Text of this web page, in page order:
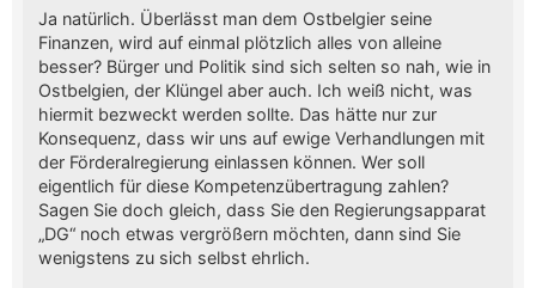
Ja natürlich. Überlässt man dem Ostbelgier seine
Finanzen, wird auf einmal plötzlich alles von alleine
besser? Bürger und Politik sind sich selten so nah, wie in
Ostbelgien, der Klüngel aber auch. Ich weiß nicht, was
hiermit bezweckt werden sollte. Das hätte nur zur
Konsequenz, dass wir uns auf ewige Verhandlungen mit
der Förderalregierung einlassen können. Wer soll
eigentlich für diese Kompetenzübertragung zahlen?
Sagen Sie doch gleich, dass Sie den Regierungsapparat
„DG“ noch etwas vergrößern möchten, dann sind Sie
wenigstens zu sich selbst ehrlich.